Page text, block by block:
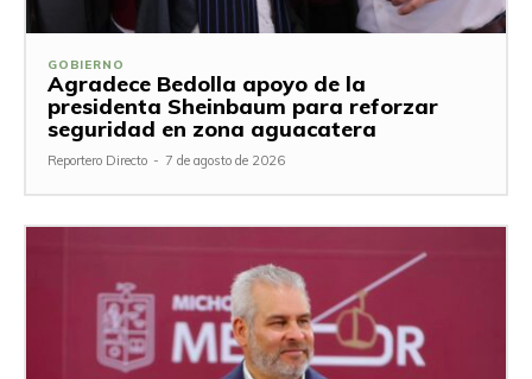
GOBIERNO
Agradece Bedolla apoyo de la
presidenta Sheinbaum para reforzar
seguridad en zona aguacatera
Reportero Directo - 7 de agosto de 2026